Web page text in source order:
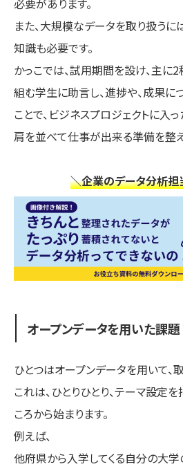
必要があります。
また、大規模なデータを取り扱うに
知識も必要です。
かっこでは、試用期間を設け、主に
組む学生に助言し、進捗や、成果に
ことで、ビジネスプロジェクトに入
肩を並べて仕事が出来る準備を整え
＼企業のデータ分析担
オープンデータを用いた課題
ひとつはオープンデータを用いて、
これは、ひとりひとり、テーマ設定
ころから始まります。
例えば、
他府県から入学してくる自分の大